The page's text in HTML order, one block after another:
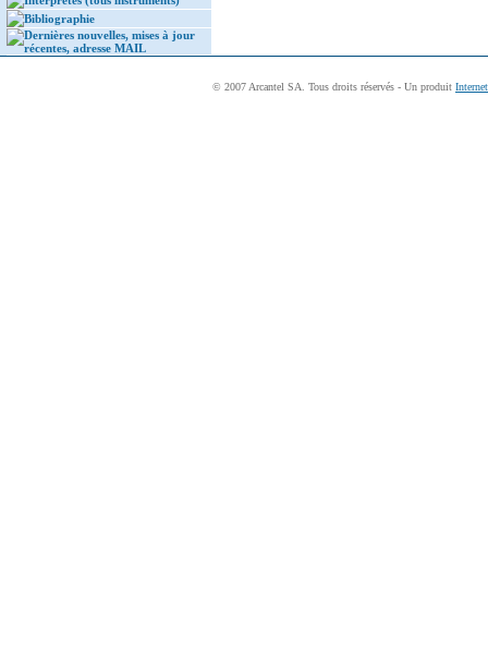
Bibliographie
Dernières nouvelles, mises à jour
récentes, adresse MAIL
© 2007 Arcantel SA. Tous droits réservés - Un produit